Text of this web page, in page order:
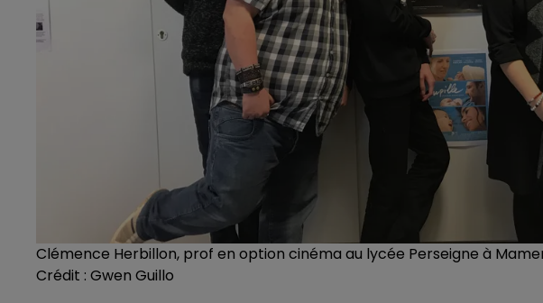
Clémence Herbillon, prof en option cinéma au lycée Perseigne à
Crédit : Gwen Guillo